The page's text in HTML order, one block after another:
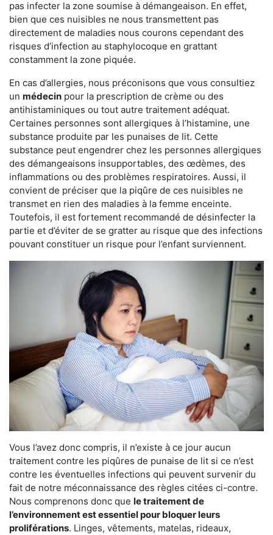
pas infecter la zone soumise à démangeaison. En effet,
bien que ces nuisibles ne nous transmettent pas
directement de maladies nous courons cependant des
risques d’infection au staphylocoque en grattant
constamment la zone piquée.
En cas d’allergies, nous préconisons que vous consultiez
un médecin pour la prescription de crème ou des
antihistaminiques ou tout autre traitement adéquat.
Certaines personnes sont allergiques à l’histamine, une
substance produite par les punaises de lit. Cette
substance peut engendrer chez les personnes allergiques
des démangeaisons insupportables, des œdèmes, des
inflammations ou des problèmes respiratoires. Aussi, il
convient de préciser que la piqûre de ces nuisibles ne
transmet en rien des maladies à la femme enceinte.
Toutefois, il est fortement recommandé de désinfecter la
partie et d’éviter de se gratter au risque que des infections
pouvant constituer un risque pour l’enfant surviennent.
Vous l’avez donc compris, il n’existe à ce jour aucun
traitement contre les piqûres de punaise de lit si ce n’est
contre les éventuelles infections qui peuvent survenir du
fait de notre méconnaissance des règles citées ci-contre.
Nous comprenons donc que le traitement de
l’environnement est essentiel pour bloquer leurs
proliférations. Linges, vêtements, matelas, rideaux,